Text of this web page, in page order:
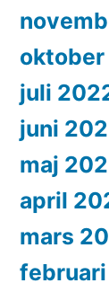
juli
juni
maj
april
mars